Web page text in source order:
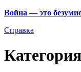
Война — это
Справка